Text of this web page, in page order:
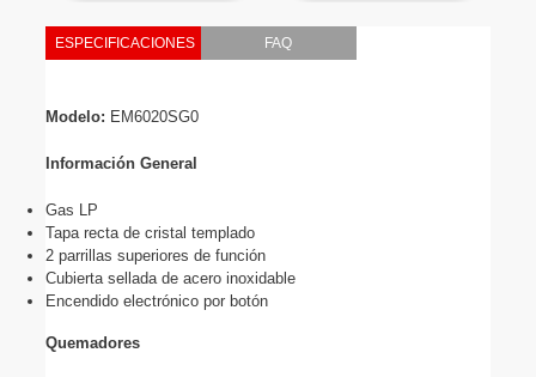
ESPECIFICACIONES FAQ
Modelo: EM6020SG0
Información General
Gas LP
Tapa recta de cristal templado
2 parrillas superiores de función
Cubierta sellada de acero inoxidable
Encendido electrónico por botón
Quemadores